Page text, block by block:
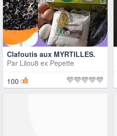
Clafoutis aux MYRTILLES.
Par Lilou8 ex Pepette
100